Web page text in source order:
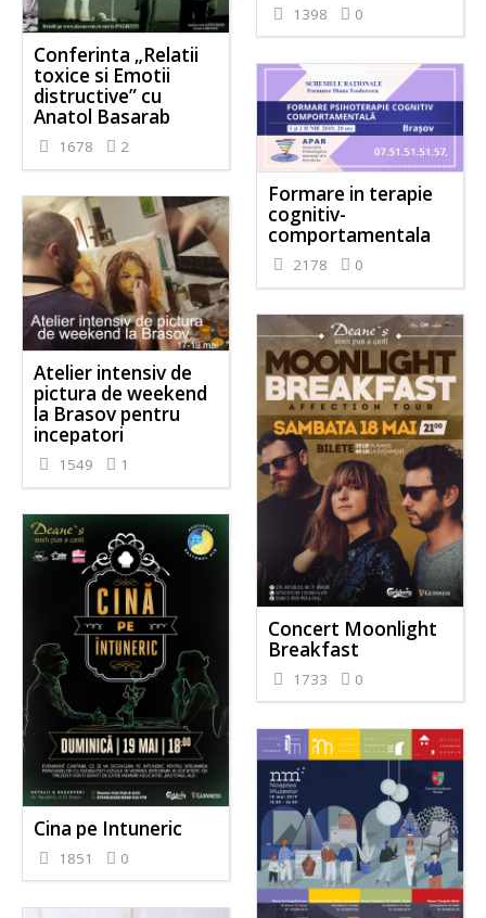
1398 0
Conferinta „Relatii
toxice si Emotii
distructive” cu
Anatol Basarab
1678 2
Formare in terapie
cognitiv-
comportamentala
2178 0
Atelier intensiv de
pictura de weekend
la Brasov pentru
incepatori
1549 1
Concert Moonlight
Breakfast
1733 0
Cina pe Intuneric
1851 0